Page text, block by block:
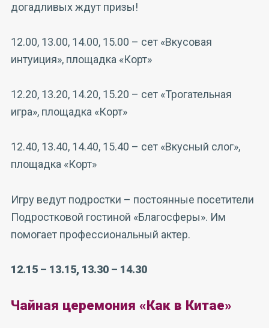
догадливых ждут призы!
12.00, 13.00, 14.00, 15.00 – сет «Вкусовая
интуиция», площадка «Корт»
12.20, 13.20, 14.20, 15.20 – сет «Трогательная
игра», площадка «Корт»
12.40, 13.40, 14.40, 15.40 – сет «Вкусный слог»,
площадка «Корт»
Игру ведут подростки – постоянные посетители
Подростковой гостиной «Благосферы». Им
помогает профессиональный актер.
12.15 – 13.15, 13.30 – 14.30
Чайная церемония «Как в Китае»